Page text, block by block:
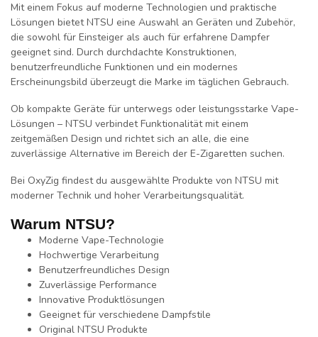
Mit einem Fokus auf moderne Technologien und praktische
Lösungen bietet NTSU eine Auswahl an Geräten und Zubehör,
die sowohl für Einsteiger als auch für erfahrene Dampfer
geeignet sind. Durch durchdachte Konstruktionen,
benutzerfreundliche Funktionen und ein modernes
Erscheinungsbild überzeugt die Marke im täglichen Gebrauch.
Ob kompakte Geräte für unterwegs oder leistungsstarke Vape-
Lösungen – NTSU verbindet Funktionalität mit einem
zeitgemäßen Design und richtet sich an alle, die eine
zuverlässige Alternative im Bereich der E-Zigaretten suchen.
Bei OxyZig findest du ausgewählte Produkte von NTSU mit
moderner Technik und hoher Verarbeitungsqualität.
Warum NTSU?
Moderne Vape-Technologie
Hochwertige Verarbeitung
Benutzerfreundliches Design
Zuverlässige Performance
Innovative Produktlösungen
Geeignet für verschiedene Dampfstile
Original NTSU Produkte